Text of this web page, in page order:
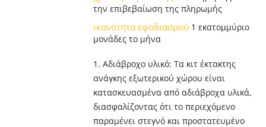
την επιβεβαίωση της πληρωμής
ικανότητα εφοδιασμού 1 εκατομμύριο
μονάδες το μήνα
1. Αδιάβροχο υλικό: Τα κιτ έκτακτης
ανάγκης εξωτερικού χώρου είναι
κατασκευασμένα από αδιάβροχα υλικά,
διασφαλίζοντας ότι το περιεχόμενο
παραμένει στεγνό και προστατευμένο